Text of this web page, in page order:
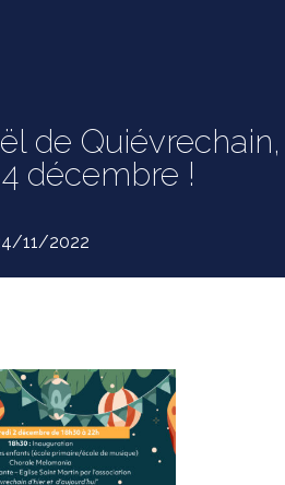
de Quiévrechain,
décembre !
11/2022